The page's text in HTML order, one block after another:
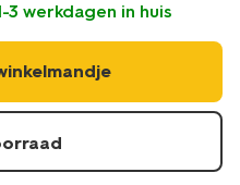
3 werkdagen in huis